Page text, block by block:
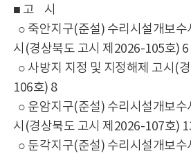
■ 고 시
○ 죽안지구(준설) 수리시설개보수
시(경상북도 고시 제2026-105호) 6
○ 사방지 지정 및 지정해제 고시(
106호) 8
○ 운암지구(준설) 수리시설개보수
시(경상북도 고시 제2026-107호)
○ 둔각지구(준설) 수리시설개보수